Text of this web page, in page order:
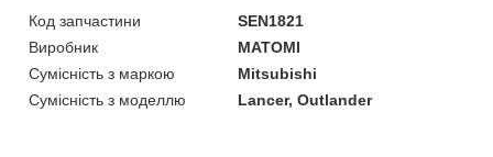
Код запчастини
SEN1821
Виробник
MATOMI
Сумісність з маркою
Mitsubishi
Сумісність з моделлю
Lancer, Outlander